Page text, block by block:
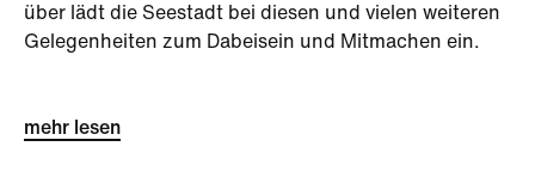
über lädt die Seestadt bei diesen und vielen weiteren
Gelegenheiten zum Dabeisein und Mitmachen ein.
mehr lesen